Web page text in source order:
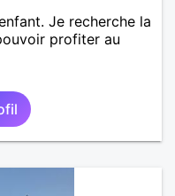
Je recherche la
profiter au